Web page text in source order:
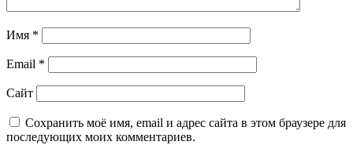
Имя *
Email *
Сайт
Сохранить моё имя, email и адрес сайта в этом браузере для
последующих моих комментариев.